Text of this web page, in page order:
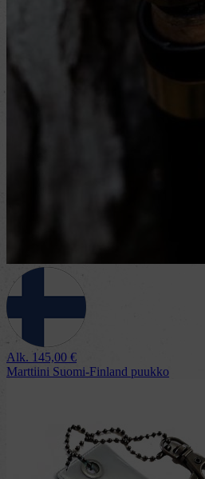
Alk. 145,00 €
Marttiini Suomi-Finland puukko